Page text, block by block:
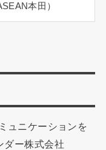
本田）
ュニケーションを
ダー株式会社